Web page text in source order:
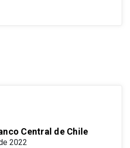
Central de Chile
2022